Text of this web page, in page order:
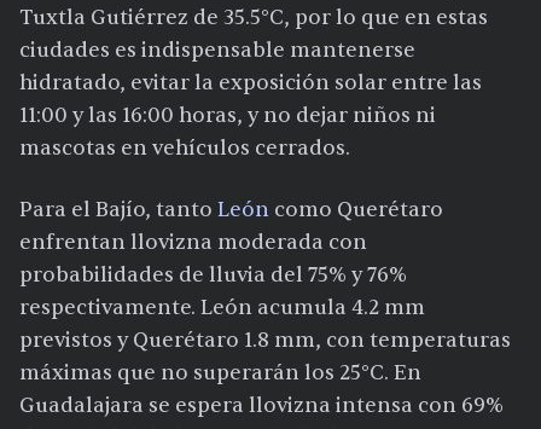
Tuxtla Gutiérrez de 35.5°C, por lo que en estas
ciudades es indispensable mantenerse
hidratado, evitar la exposición solar entre las
11:00 y las 16:00 horas, y no dejar niños ni
mascotas en vehículos cerrados.
Para el Bajío, tanto León como Querétaro
enfrentan llovizna moderada con
probabilidades de lluvia del 75% y 76%
respectivamente. León acumula 4.2 mm
previstos y Querétaro 1.8 mm, con temperaturas
máximas que no superarán los 25°C. En
Guadalajara se espera llovizna intensa con 69%